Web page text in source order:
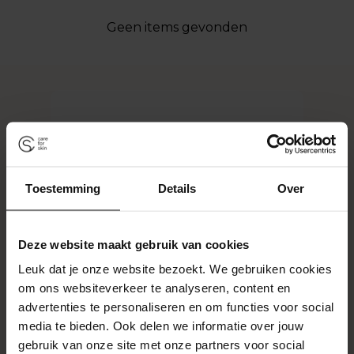
Toestemming Details Over
Deze website maakt gebruik van cookies
Leuk dat je onze website bezoekt. We gebruiken cookies
om ons websiteverkeer te analyseren, content en
advertenties te personaliseren en om functies voor social
media te bieden. Ook delen we informatie over jouw
gebruik van onze site met onze partners voor social
Geen items gevonden